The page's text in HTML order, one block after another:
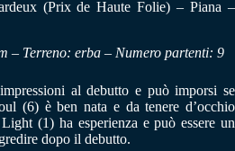
(Prix de Haute Folie) – Piana –
– Terreno: erba – Numero partenti: 9
al debutto e può imporsi se
(6) è ben nata e da tenere d’occhio
(1) ha esperienza e può essere un
dopo il debutto.